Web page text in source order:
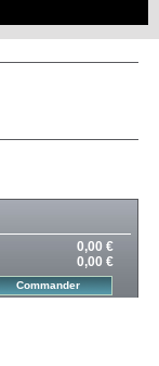
0,00 €
0,00 €
Commander